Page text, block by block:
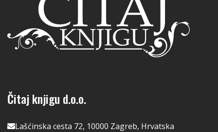
Čitaj knjigu d.o.o.
Lašćinska cesta 72, 10000 Zagreb, Hrvatska